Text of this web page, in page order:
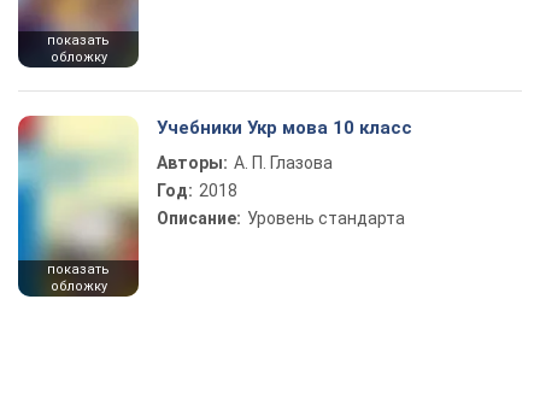
показать
обложку
показать
обложку
Учебники Укр мова 10 класс
Авторы: А. П. Глазова
Год: 2018
Описание: Уровень стандарта